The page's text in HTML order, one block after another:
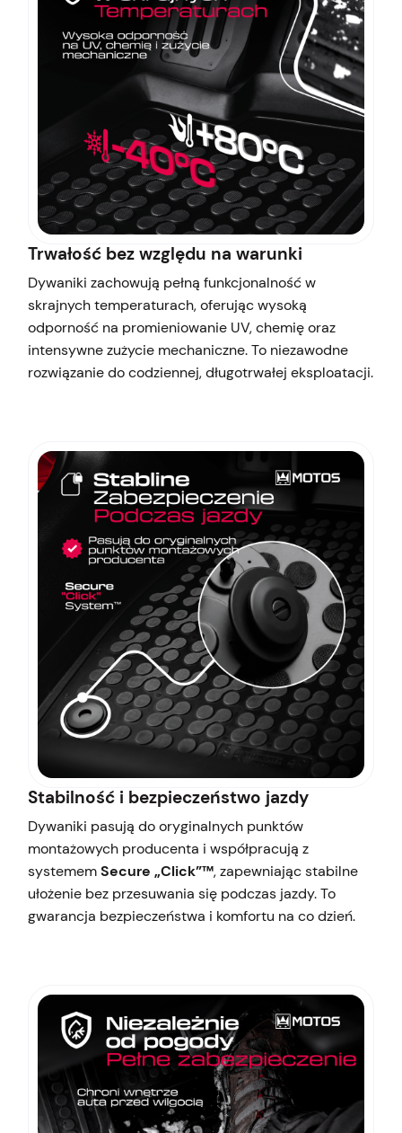
Trwałość bez względu na warunki
Dywaniki zachowują pełną funkcjonalność w
skrajnych temperaturach, oferując wysoką
odporność na promieniowanie UV, chemię oraz
intensywne zużycie mechaniczne. To niezawodne
rozwiązanie do codziennej, długotrwałej eksploatacji.
Stabilność i bezpieczeństwo jazdy
Dywaniki pasują do oryginalnych punktów
montażowych producenta i współpracują z
systememSecure „Click”™, zapewniając stabilne
ułożenie bez przesuwania się podczas jazdy. To
gwarancja bezpieczeństwa i komfortu na co dzień.